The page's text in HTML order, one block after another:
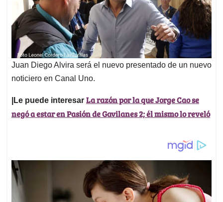
Juan Diego Alvira será el nuevo presentado de un nuevo
noticiero en Canal Uno.
|Le puede interesar La razón por la que Jorge Cao se
negó a estar en Pasión de Gavilanes 2; él mismo lo reveló